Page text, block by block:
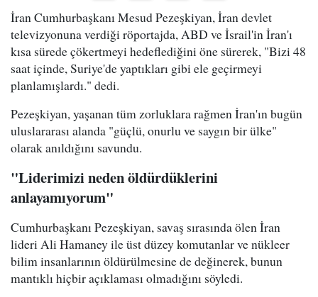
İran Cumhurbaşkanı Mesud Pezeşkiyan, İran devlet
televizyonuna verdiği röportajda, ABD ve İsrail'in İran'ı
kısa sürede çökertmeyi hedeflediğini öne sürerek, "Bizi 48
saat içinde, Suriye'de yaptıkları gibi ele geçirmeyi
planlamışlardı." dedi.
Pezeşkiyan, yaşanan tüm zorluklara rağmen İran'ın bugün
uluslararası alanda "güçlü, onurlu ve saygın bir ülke"
olarak anıldığını savundu.
"Liderimizi neden öldürdüklerini
anlayamıyorum"
Cumhurbaşkanı Pezeşkiyan, savaş sırasında ölen İran
lideri Ali Hamaney ile üst düzey komutanlar ve nükleer
bilim insanlarının öldürülmesine de değinerek, bunun
mantıklı hiçbir açıklaması olmadığını söyledi.